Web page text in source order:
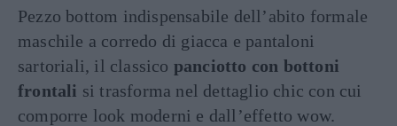
Pezzo bottom indispensabile dell’abito formale
maschile a corredo di giacca e pantaloni
sartoriali, il classico panciotto con bottoni
frontali si trasforma nel dettaglio chic con cui
comporre look moderni e dall’effetto wow.